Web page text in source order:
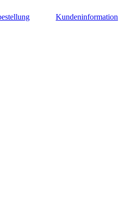
Kundeninformation